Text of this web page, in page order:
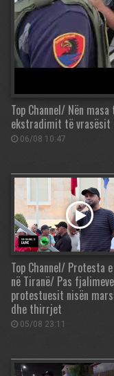
Top Channel/ Nën
ekstradimit të vrasësit
06/08 10:47
Top Channel/ Protesta
në Tiranë/ Pas
protestuesit nisën
dhe thirrjet
05/08 23:11